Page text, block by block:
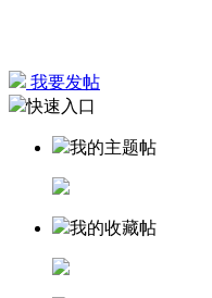
我要发帖
快速入口
我的主题帖
我的收藏帖